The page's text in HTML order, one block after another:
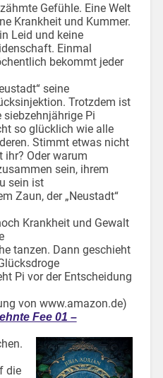
Gefühle. Eine Welt
Krankheit und Kummer.
Leid und keine
Einmal
bekommt jeder
seine
Trotzdem ist
siebzehnjährige Pi
so glücklich wie alle
Stimmt etwas nicht
ihr? Oder warum
sein, ihrem
sein ist
Zaun, der „Neustadt“
Krankheit und Gewalt
tanzen. Dann geschieht
Pi vor der Entscheidung
von www.amazon.de)
Fee 01 –
die